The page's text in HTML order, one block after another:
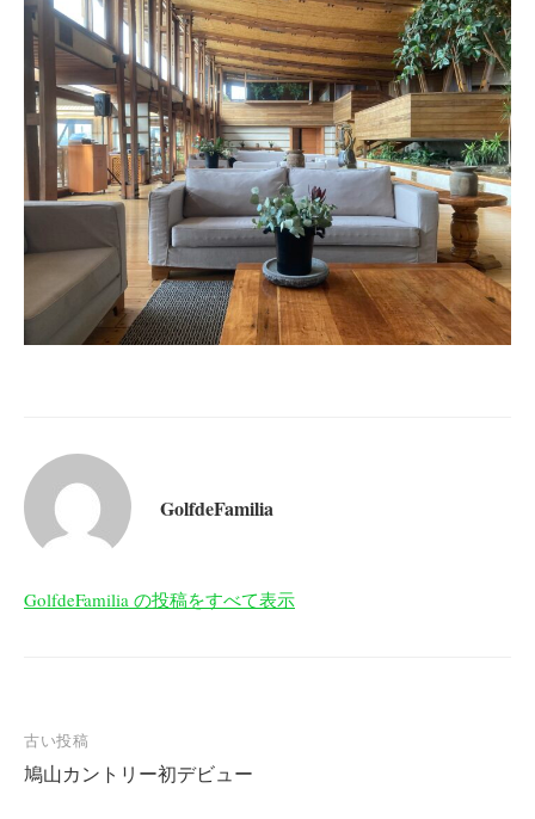
GolfdeFamilia
GolfdeFamilia の投稿をすべて表示
投
稿
古い投稿
鳩山カントリー初デビュー